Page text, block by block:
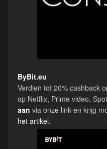
ByBit.eu
Verdien tot 20% cashback
op Netflix, Prime video,
aan via onze link en krijg
het artikel.